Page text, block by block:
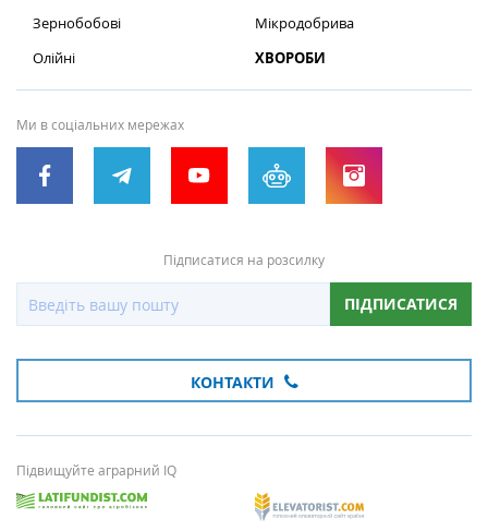
Зернобобові
Олійні
Мікродобрива
ХВОРОБИ
Ми в соціальних мережах
Підписатися на розсилку
ПІДПИСАТИСЯ
КОНТАКТИ
Підвищуйте аграрний IQ